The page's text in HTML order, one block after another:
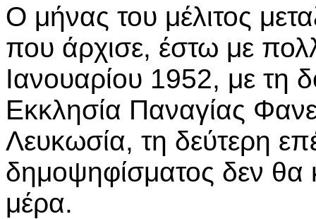
Ο μήνας του μέλιτος
που άρχισε, έστω με
Ιανουαρίου 1952, με τη
Εκκλησία Παναγίας
Λευκωσία, τη δεύτερη
δημοψηφίσματος δεν θα
μέρα.